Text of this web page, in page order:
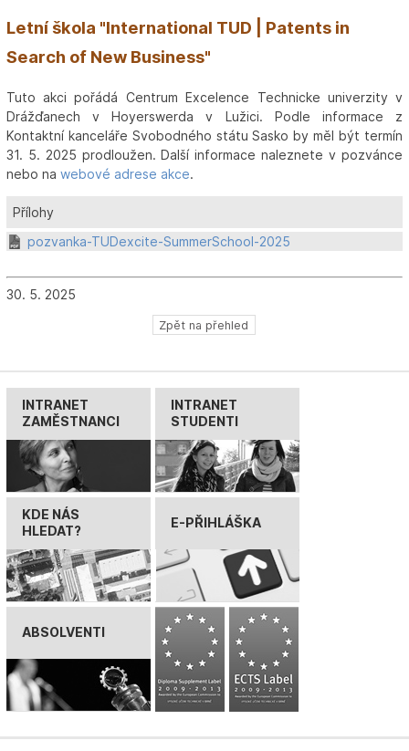
Letní škola "International TUD | Patents in
Search of New Business"
Tuto akci pořádá Centrum Excelence Technicke univerzity v
Drážďanech v Hoyerswerda v Lužici. Podle informace z
Kontaktní kanceláře Svobodného státu Sasko by měl být termín
31. 5. 2025 prodloužen. Další informace naleznete v pozvánce
nebo na webové adrese akce.
Přílohy
pozvanka-TUDexcite-SummerSchool-2025
30. 5. 2025
Zpět na přehled
INTRANET
ZAMĚSTNANCI
INTRANET
STUDENTI
KDE NÁS
HLEDAT?
E-PŘIHLÁŠKA
ABSOLVENTI